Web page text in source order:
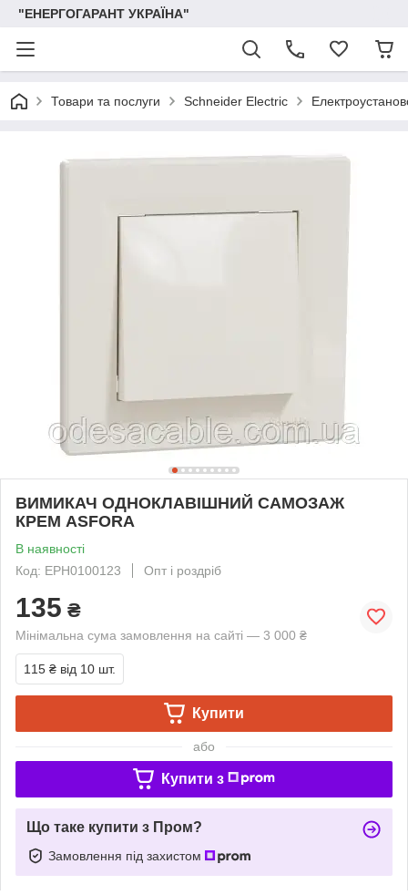
"ЕНЕРГОГАРАНТ УКРАЇНА"
Товари та послуги Schneider Electric
ВИМИКАЧ ОДНОКЛАВІШНИЙ САМОЗАЖ
КРЕМ ASFORA
В наявності
Код: EPH0100123
Опт і роздріб
135 ₴
Мінімальна сума замовлення на сайті — 3 000 ₴
115 ₴ від 10 шт.
Купити
або
Купити з
Що таке купити з Пром?
Замовлення під захистом